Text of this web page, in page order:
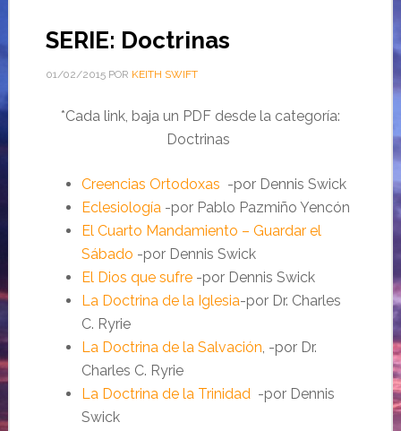
SERIE: Doctrinas
01/02/2015POR KEITH SWIFT
*Cada link, baja un PDF desde la categoría:
Doctrinas
Creencias Ortodoxas -por Dennis Swick
Eclesiología-por Pablo Pazmiño Yencón
El Cuarto Mandamiento – Guardar el
Sábado -por Dennis Swick
El Dios que sufre-por Dennis Swick
La Doctrina de la Iglesia-por Dr. Charles
C. Ryrie
La Doctrina de la Salvación, -por Dr.
Charles C. Ryrie
La Doctrina de la Trinidad-por Dennis
Swick